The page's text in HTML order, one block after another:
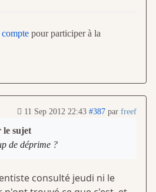
pour participer à la
11 Sep 2012 22:43 #387 par freef
sujet
de déprime ?
consulté jeudi ni le